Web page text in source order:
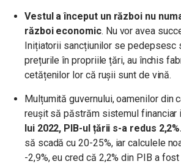
Vestul a început un război nu
război economic. Nu vor avea
Inițiatorii sancțiunilor se pedepsesc
prețurile în propriile țări, au închis
cetățenilor lor că rușii sunt de vină.
Mulțumită guvernului, oamenilor din
reușit să păstrăm sistemul financiar
lui 2022, PIB-ul țării s-a redus
să scadă cu 20-25%, iar calculele
-2,9%, eu cred că 2,2% din PIB a